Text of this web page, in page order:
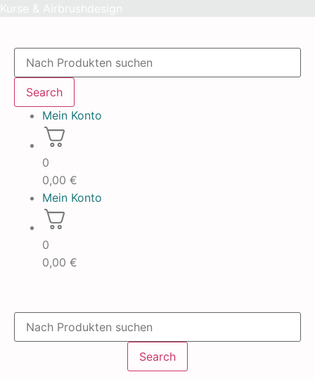
Products
search
Search
Mein Konto
0
0,00 €
Mein Konto
0
0,00 €
Products
search
Search